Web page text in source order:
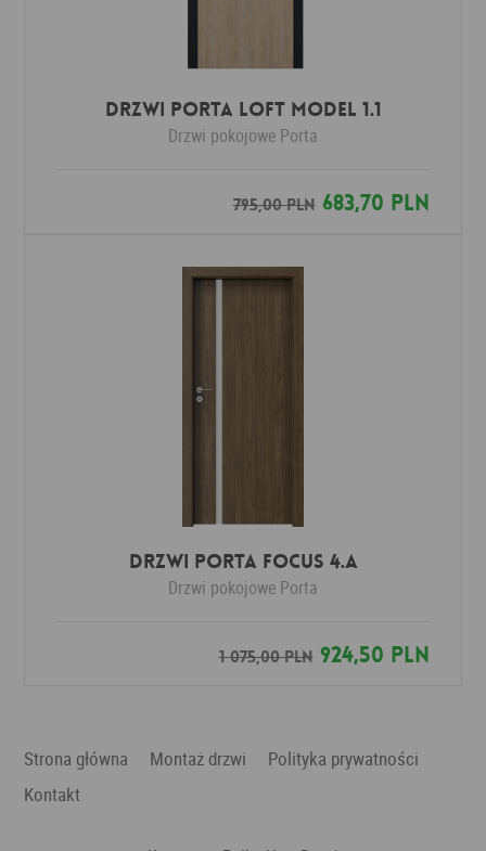
Drzwi Porta LOFT MODEL 1.1
Drzwi pokojowe Porta
795,00 PLN683,70 PLN
DRZWI PORTA FOCUS 4.A
Drzwi pokojowe Porta
1 075,00 PLN924,50 PLN
Strona główna Montaż drzwi
Polityka prywatności
Kontakt